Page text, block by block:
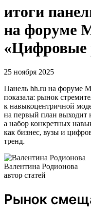
итоги
на форуме
«Цифровые
25 ноября 2025
Панель hh.ru на форуме
показала: рынок
к навыкоцентричной
на первый план выходит
а набор конкретных
как бизнес, вузы и
тренд.
Валентина Родионова
автор статей
Рынок